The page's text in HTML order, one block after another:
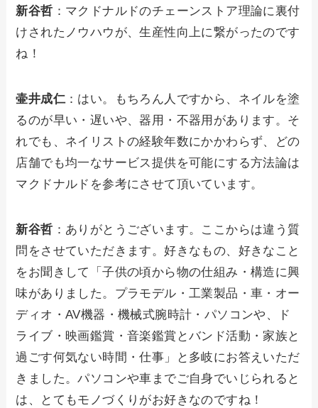
新谷哲 ：マクドナルドのチェーンストア理論に裏付
けされたノウハウが、生産性向上に繋がったのです
ね！
壷井成仁：はい。もちろん人ですから、ネイルを塗
るのが早い・遅いや、器用・不器用があります。そ
れでも、ネイリストの経験年数にかかわらず、どの
店舗でも均一なサービス提供を可能にする方法論は
マクドナルドを参考にさせて頂いています。
新谷哲 ：ありがとうございます。ここからは違う質
問をさせていただきます。好きなもの、好きなこと
をお聞きして「子供の頃から物の仕組み・構造に興
味がありました。プラモデル・工業製品・車・オー
ディオ・AV機器・機械式腕時計・パソコンや、ド
ライブ・映画鑑賞・音楽鑑賞とバンド活動・家族と
過ごす何気ない時間・仕事」と多岐にお答えいただ
きました。パソコンや車までご自身でいじられると
は、とてもモノづくりがお好きなのですね！